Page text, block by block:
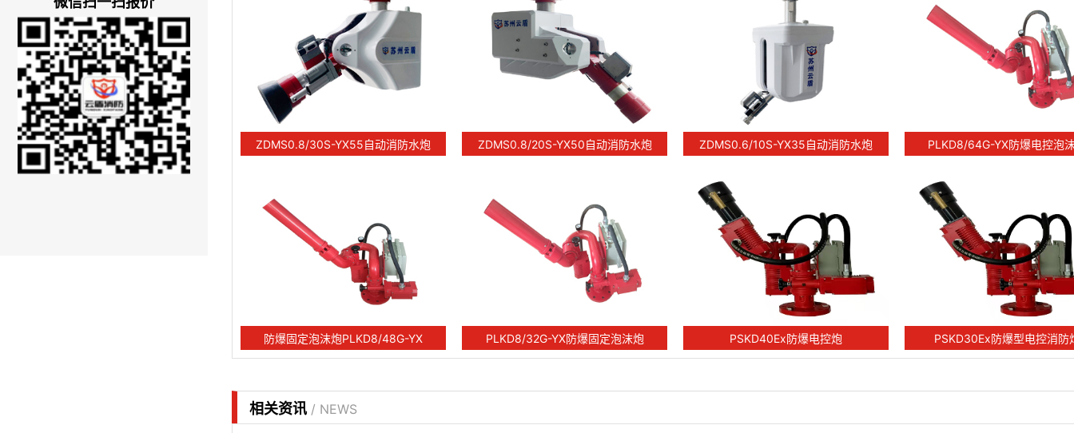
ZDMS0.8/30S-YX55自动消防水炮 ZDMS0.8/20S-YX50自动消防水炮 ZDMS0.6/10S-YX35自动消防水炮 PLKD8/64G-YX防爆电控泡
防爆固定泡沫炮PLKD8/48G-YX PLKD8/32G-YX防爆固定泡沫炮 PSKD40Ex防爆电控炮 PSKD30Ex防爆型电控消防
相关资讯 / NEWS